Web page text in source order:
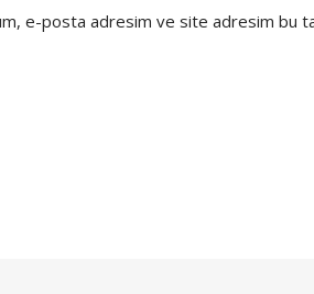
e-posta adresim ve site adresim bu